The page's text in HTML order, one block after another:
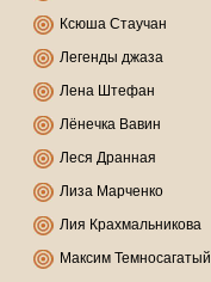
Ксюша Стаучан
Легенды джаза
Лена Штефан
Лёнечка Вавин
Леся Дранная
Лиза Марченко
Лия Крахмальникова
Максим Темносагатый